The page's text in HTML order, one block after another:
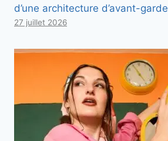
d’une architecture d’avant-garde
27 juillet 2026